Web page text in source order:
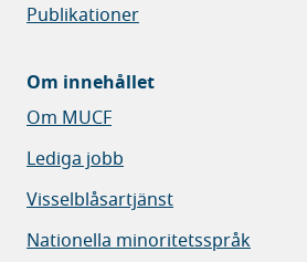
Publikationer
Om innehållet
Om MUCF
Lediga jobb
Visselblåsartjänst
Nationella minoritetsspråk